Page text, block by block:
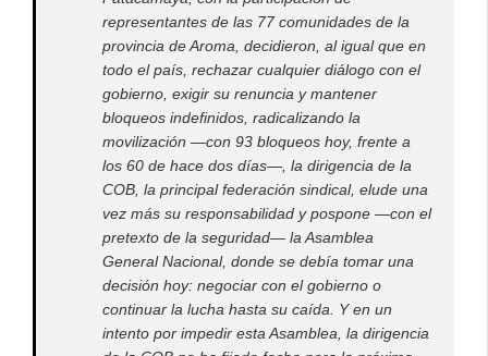
representantes de las 77 comunidades de la
provincia de Aroma, decidieron, al igual que en
todo el país, rechazar cualquier diálogo con el
gobierno, exigir su renuncia y mantener
bloqueos indefinidos, radicalizando la
movilización —con 93 bloqueos hoy, frente a
los 60 de hace dos días—, la dirigencia de la
COB, la principal federación sindical, elude una
vez más su responsabilidad y pospone —con el
pretexto de la seguridad— la Asamblea
General Nacional, donde se debía tomar una
decisión hoy: negociar con el gobierno o
continuar la lucha hasta su caída. Y en un
intento por impedir esta Asamblea, la dirigencia